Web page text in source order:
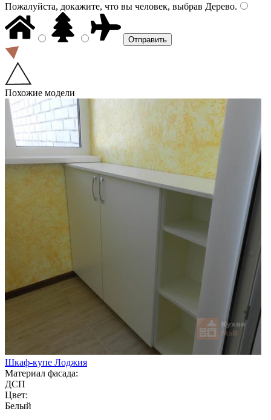
Пожалуйста, докажите, что вы человек, выбрав Дерево.
Похожие модели
Шкаф-купе Лоджия
Материал фасада:
ДСП
Цвет:
Белый